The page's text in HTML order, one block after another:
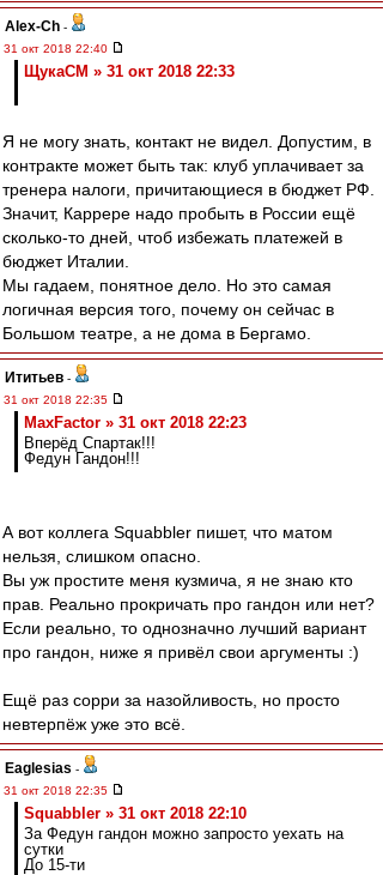
Alex-Ch -
31 окт 2018 22:40
ЩукаСМ » 31 окт 2018 22:33
Я не могу знать, контакт не видел. Допустим, в
контракте может быть так: клуб уплачивает за
тренера налоги, причитающиеся в бюджет РФ.
Значит, Каррере надо пробыть в России ещё
сколько-то дней, чтоб избежать платежей в
бюджет Италии.
Мы гадаем, понятное дело. Но это самая
логичная версия того, почему он сейчас в
Большом театре, а не дома в Бергамо.
Ититьев -
31 окт 2018 22:35
MaxFactor » 31 окт 2018 22:23
Вперёд Спартак!!!
Федун Гандон!!!
А вот коллега Squabbler пишет, что матом
нельзя, слишком опасно.
Вы уж простите меня кузмича, я не знаю кто
прав. Реально прокричать про гандон или нет?
Если реально, то однозначно лучший вариант
про гандон, ниже я привёл свои аргументы :)
Ещё раз сорри за назойливость, но просто
невтерпёж уже это всё.
Eaglesias -
31 окт 2018 22:35
Squabbler » 31 окт 2018 22:10
За Федун гандон можно запросто уехать на
сутки
До 15-ти